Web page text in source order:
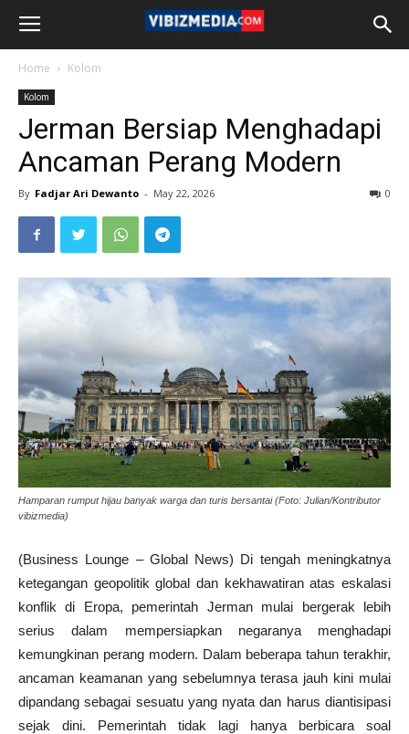
Home Kolom
Kolom
Jerman Bersiap Menghadapi
Ancaman Perang Modern
By Fadjar Ari Dewanto - May 22, 2026 0
Hamparan rumput hijau banyak warga dan turis bersantai (Foto: Julian/Kontributor
vibizmedia)
(Business Lounge – Global News) Di tengah meningkatnya
ketegangan geopolitik global dan kekhawatiran atas eskalasi
konflik di Eropa, pemerintah Jerman mulai bergerak lebih
serius dalam mempersiapkan negaranya menghadapi
kemungkinan perang modern. Dalam beberapa tahun terakhir,
ancaman keamanan yang sebelumnya terasa jauh kini mulai
dipandang sebagai sesuatu yang nyata dan harus diantisipasi
sejak dini. Pemerintah tidak lagi hanya berbicara soal